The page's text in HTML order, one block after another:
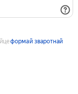
формай зваротнай